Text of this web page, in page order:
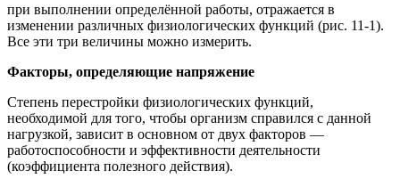
при выполнении определённой работы, отражается в
изменении различных физиологических функций (рис. 11-1).
Все эти три величины можно измерить.
Факторы, определяющие напряжение
Степень перестройки физиологических функций,
необходимой для того, чтобы организм справился с данной
нагрузкой, зависит в основном от двух факторов —
работоспособности и эффективности деятельности
(коэффициента полезного действия).